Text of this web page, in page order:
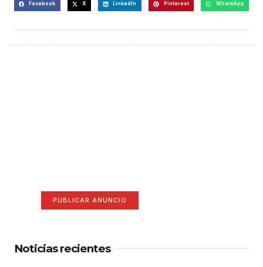
Facebook X LinkedIn Pinterest WhatsApp
PUBLICAR ANUNCIO
Noticias recientes